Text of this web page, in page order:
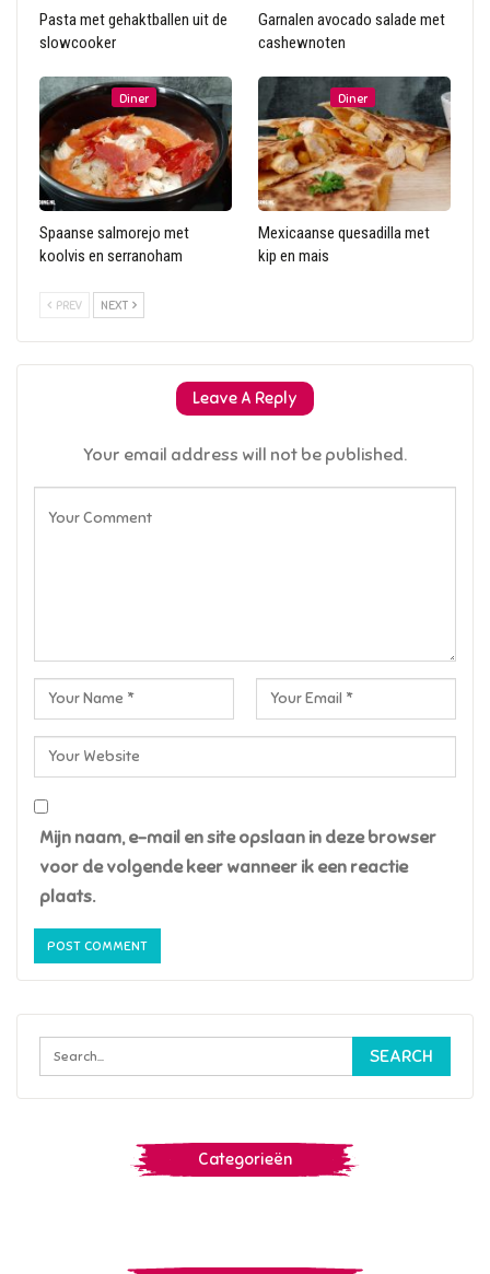
Pasta met gehaktballen uit de
slowcooker
Garnalen avocado salade met
cashewnoten
Diner
Spaanse salmorejo met
koolvis en serranoham
Diner
Mexicaanse quesadilla met
kip en mais
PREV NEXT
Leave A Reply
Your email address will not be published.
Mijn naam, e-mail en site opslaan in deze browser
voor de volgende keer wanneer ik een reactie
plaats.
Categorieën